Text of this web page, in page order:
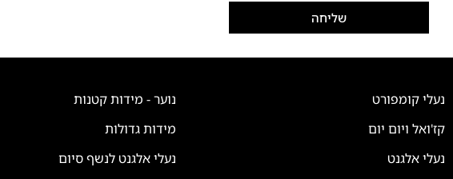
שליחה
נעלי קומפורט
קז'ואל ויום יום
נעלי אלגנט
נוער - מידות קטנות
מידות גדולות
נעלי אלגנט לנשף סיום